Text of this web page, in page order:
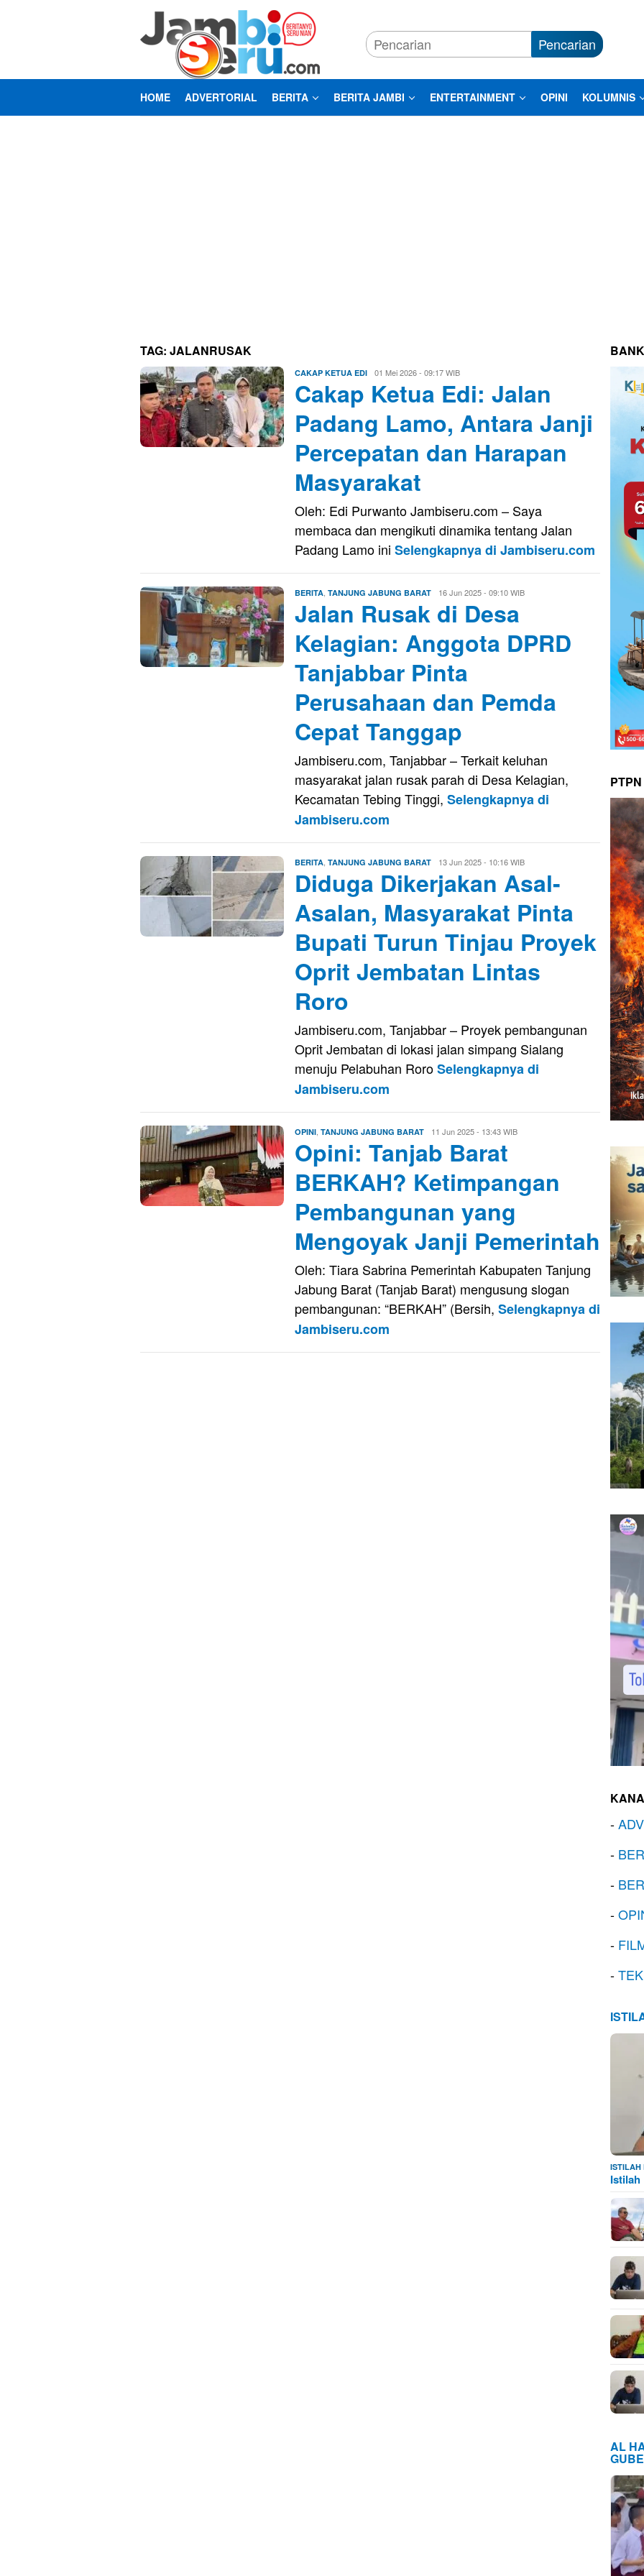
Pencarian
HOME ADVERTORIAL BERITA BERITA JAMBI ENTERTAINMENT OPINI KOLUMNIS
TAG: JALANRUSAK
CAKAP KETUA EDI Aris
01 Mei 2026 - 09:17 WIB
Cakap Ketua Edi: Jalan
Padang Lamo, Antara Janji
Percepatan dan Harapan
Masyarakat
Oleh: Edi Purwanto Jambiseru.com – Saya
membaca dan mengikuti dinamika tentang Jalan
Padang Lamo ini Selengkapnya di Jambiseru.com
BERITA TANJUNG JABUNG BARAT Firman
Saputra
16 Jun 2025 - 09:10 WIB
Jalan Rusak di Desa
Kelagian: Anggota DPRD
Tanjabbar Pinta
Perusahaan dan Pemda
Cepat Tanggap
Jambiseru.com, Tanjabbar – Terkait keluhan
masyarakat jalan rusak parah di Desa Kelagian,
Kecamatan Tebing Tinggi, Selengkapnya di
Jambiseru.com
BERITA TANJUNG JABUNG BARAT Firman
Saputra
13 Jun 2025 - 10:16 WIB
Diduga Dikerjakan Asal-
Asalan, Masyarakat Pinta
Bupati Turun Tinjau Proyek
Oprit Jembatan Lintas
Roro
Jambiseru.com, Tanjabbar – Proyek pembangunan
Oprit Jembatan di lokasi jalan simpang Sialang
menuju Pelabuhan RoroSelengkapnya di
Jambiseru.com
OPINI TANJUNG JABUNG BARAT Firman
Saputra
11 Jun 2025 - 13:43 WIB
Opini: Tanjab Barat
BERKAH? Ketimpangan
Pembangunan yang
Mengoyak Janji Pemerintah
Oleh: Tiara Sabrina Pemerintah Kabupaten Tanjung
Jabung Barat (Tanjab Barat) mengusung slogan
pembangunan: “BERKAH” (Bersih, Selengkapnya di
Jambiseru.com
-
-
-
-
-
-
ISTILAH
Istilah
AL